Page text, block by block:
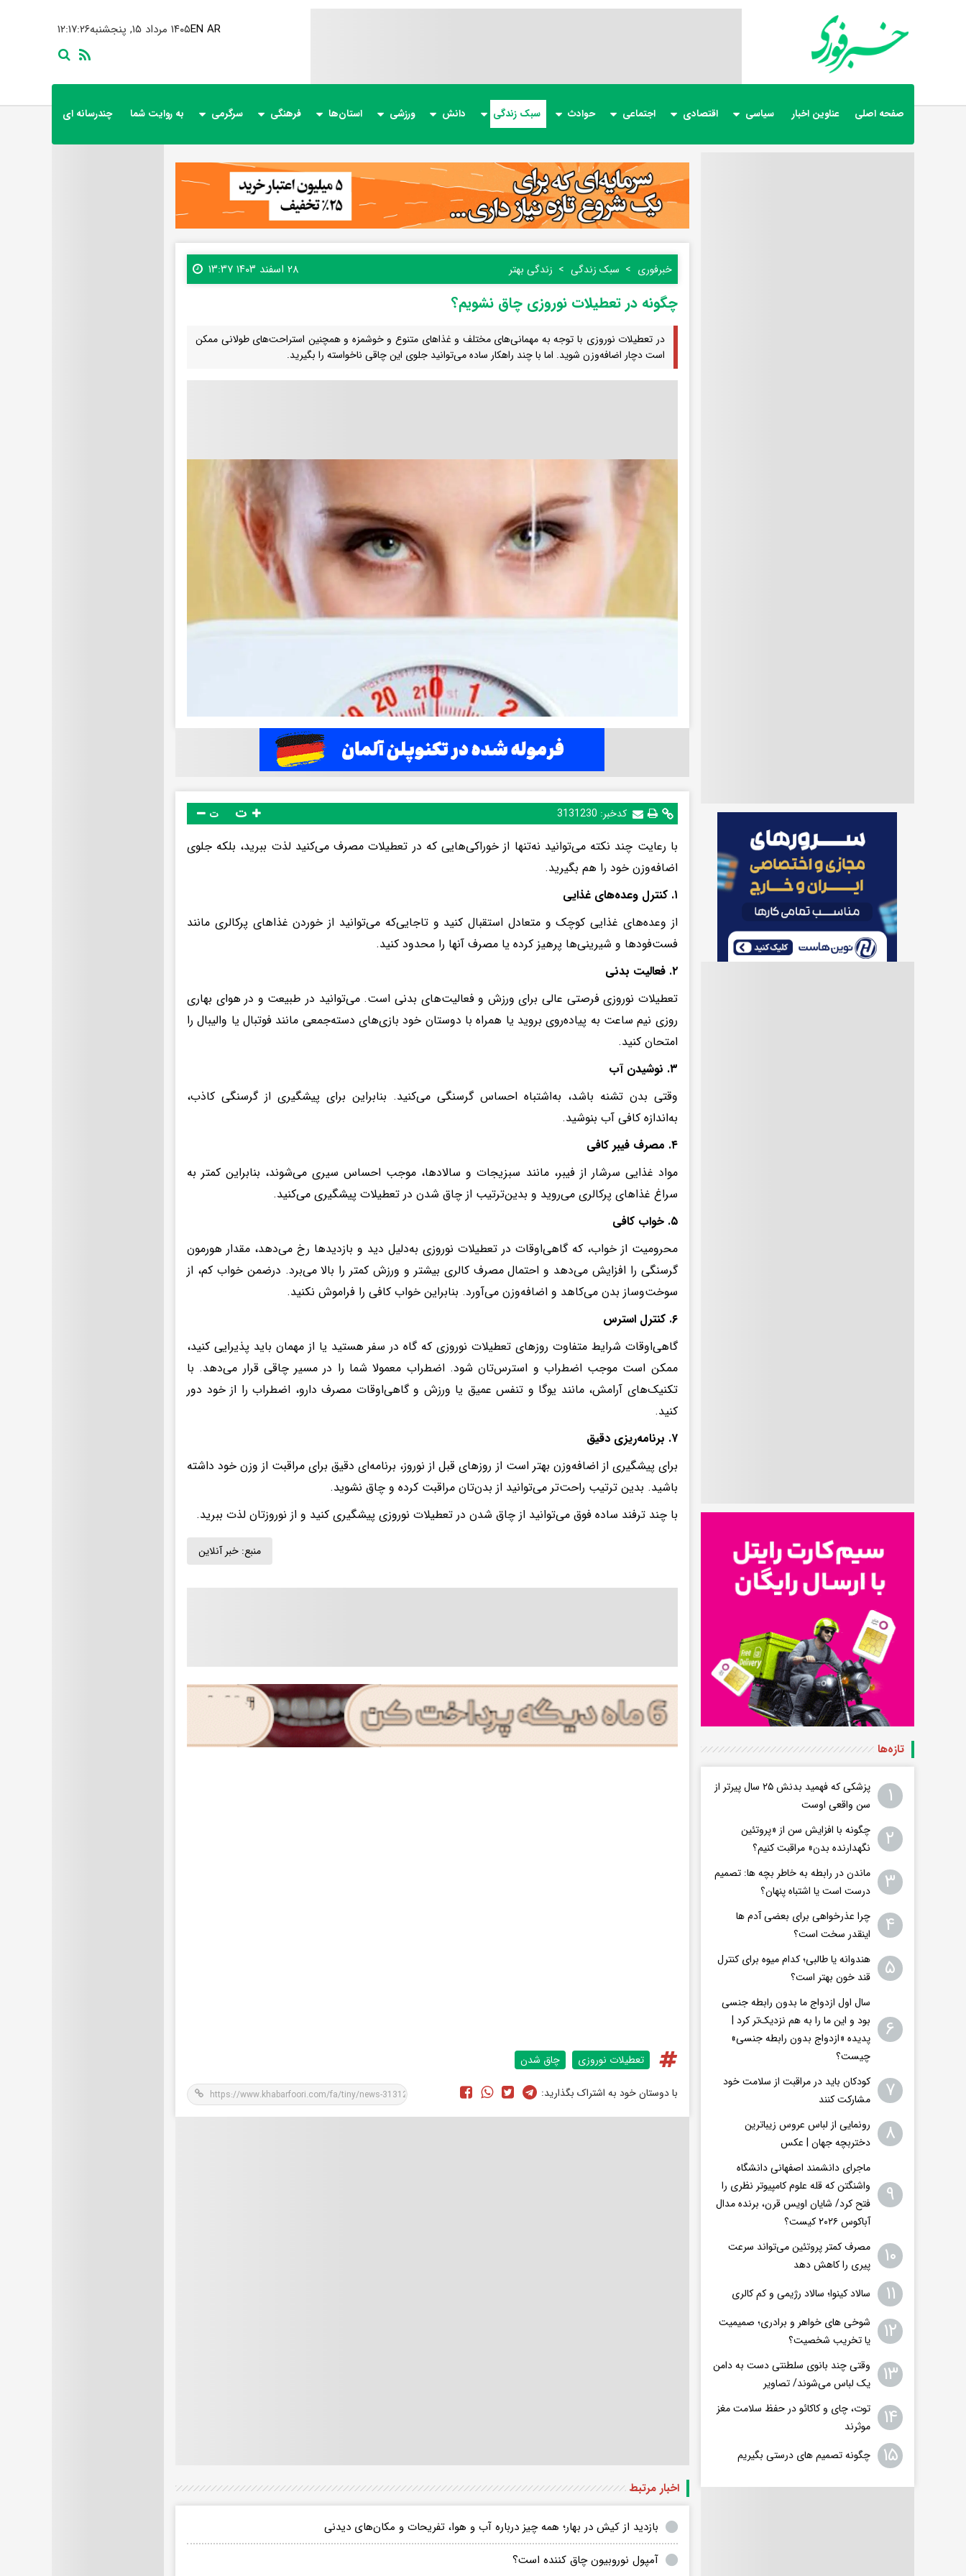
۱۲:۱۷:۲۷ ۱۴۰۵ مرداد ۱۵, پنجشنبهEN AR
صفحه اصلی عناوین اخبار سیاسی اقتصادی اجتماعی حوادث سبک زندگی دانش ورزشی استان‌ها فرهنگی سرگرمی به روایت شما چندرسانه ای
خبرفوری سبک زندگی زندگی بهتر ۲۸ اسفند ۱۴۰۳ ۱۳:۳۷
چگونه در تعطیلات نوروزی چاق نشویم؟
در تعطیلات نوروزی با توجه به مهمانی‌های مختلف و غذاهای متنوع و خوشمزه و همچنین استراحت‌های طولانی ممکن
است دچار اضافه‌وزن شوید. اما با چند راهکار ساده می‌توانید جلوی این چاقی ناخواسته را بگیرید.
کدخبر: 3131230 ت
با رعایت چند نکته می‌توانید نه‌تنها از خوراکی‌هایی که در تعطیلات مصرف می‌کنید لذت ببرید، بلکه جلوی
اضافه‌وزن خود را هم بگیرید.
۱. کنترل وعده‌های غذایی
از وعده‌های غذایی کوچک و متعادل استقبال کنید و تاجایی‌که می‌توانید از خوردن غذاهای پرکالری مانند
فست‌فودها و شیرینی‌ها پرهیز کرده یا مصرف آنها را محدود کنید.
۲. فعالیت بدنی
تعطیلات نوروزی فرصتی عالی برای ورزش و فعالیت‌های بدنی است. می‌توانید در طبیعت و در هوای بهاری
روزی نیم ساعت به پیاده‌روی بروید یا همراه با دوستان خود بازی‌های دسته‌جمعی مانند فوتبال یا والیبال را
امتحان کنید.
۳. نوشیدن آب
وقتی بدن تشنه باشد، به‌اشتباه احساس گرسنگی می‌کنید. بنابراین برای پیشگیری از گرسنگی کاذب،
به‌اندازه کافی آب بنوشید.
۴. مصرف فیبر کافی
مواد غذایی سرشار از فیبر، مانند سبزیجات و سالادها، موجب احساس سیری می‌شوند، بنابراین کمتر به
سراغ غذاهای پرکالری می‌روید و بدین‌ترتیب از چاق شدن در تعطیلات پیشگیری می‌کنید.
۵. خواب کافی
محرومیت از خواب، که گاهی‌اوقات در تعطیلات نوروزی به‌دلیل دید و بازدیدها رخ می‌دهد، مقدار هورمون
گرسنگی را افزایش می‌دهد و احتمال مصرف کالری بیشتر و ورزش کمتر را بالا می‌برد. درضمن خواب کم، از
سوخت‌وساز بدن می‌کاهد و اضافه‌وزن می‌آورد. بنابراین خواب کافی را فراموش نکنید.
۶. کنترل استرس
گاهی‌اوقات شرایط متفاوت روزهای تعطیلات نوروزی که گاه در سفر هستید یا از مهمان باید پذیرایی کنید،
ممکن است موجب اضطراب و استرس‌تان شود. اضطراب معمولا شما را در مسیر چاقی قرار می‌دهد. با
تکنیک‌های آرامش، مانند یوگا و تنفس عمیق یا ورزش و گاهی‌اوقات مصرف دارو، اضطراب را از خود دور
کنید.
۷. برنامه‌ریزی دقیق
برای پیشگیری از اضافه‌وزن بهتر است از روزهای قبل از نوروز، برنامه‌ای دقیق برای مراقبت از وزن خود داشته
باشید. بدین ترتیب راحت‌تر می‌توانید از بدن‌تان مراقبت کرده و چاق نشوید.
با چند ترفند ساده فوق می‌توانید از چاق شدن در تعطیلات نوروزی پیشگیری کنید و از نوروزتان لذت ببرید.
منبع: خبر آنلاین
تعطیلات نوروزی چاق شدن
با دوستان خود به اشتراک بگذارید:
اخبار مرتبط
بازدید از کیش در بهار؛ همه چیز درباره آب و هوا، تفریحات و مکان‌های دیدنی
آمپول نوروبیون چاق کننده است؟
تازه‌ها
۱
پزشکی که فهمید بدنش ۲۵ سال پیرتر از
سن واقعی اوست
۲
چگونه با افزایش سن از «پروتئین
نگهدارنده بدن» مراقبت کنیم؟
۳
ماندن در رابطه به خاطر بچه ها: تصمیم
درست است یا اشتباه پنهان؟
۴
چرا عذرخواهی برای بعضی آدم ها
اینقدر سخت است؟
۵
هندوانه یا طالبی؛ کدام‌ میوه برای کنترل
قند خون بهتر است؟
۶
سال اول ازدواج ما بدون رابطه جنسی
بود و این ما را به هم نزدیک‌تر کرد |
پدیده «ازدواج بدون رابطه جنسی»
چیست؟
۷
کودکان باید در مراقبت از سلامت خود
مشارکت کنند
۸
رونمایی از لباس عروس زیباترین
دختربچه جهان | عکس
۹
ماجرای دانشمند اصفهانی دانشگاه
واشنگتن که قله علوم کامپیوتر نظری را
فتح کرد/ شایان اویس‌ قرن، برنده مدال
آباکوس ۲۰۲۶ کیست؟
۱۰
مصرف کمتر پروتئین می‌تواند سرعت
پیری را کاهش دهد
۱۱ سالاد کینوا؛ سالاد رژیمی و کم کالری
۱۲
شوخی های خواهر و برادری؛ صمیمیت
یا تخریب شخصیت؟
۱۳
وقتی چند بانوی سلطنتی دست به دامن
یک لباس می‌شوند/ تصاویر
۱۴
توت، چای و کاکائو در حفظ سلامت مغز
موثرند
۱۵ چگونه تصمیم های درستی بگیریم